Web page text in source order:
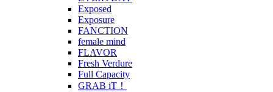
Exposed
Exposure
FANCTION
female mind
FLAVOR
Fresh Verdure
Full Capacity
GRAB iT！